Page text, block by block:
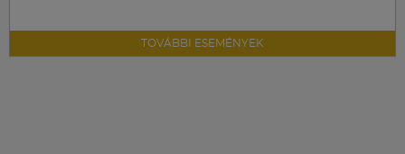
TOVÁBBI ESEMÉNYEK